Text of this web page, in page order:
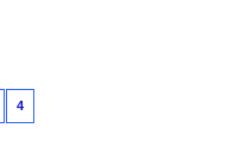
4